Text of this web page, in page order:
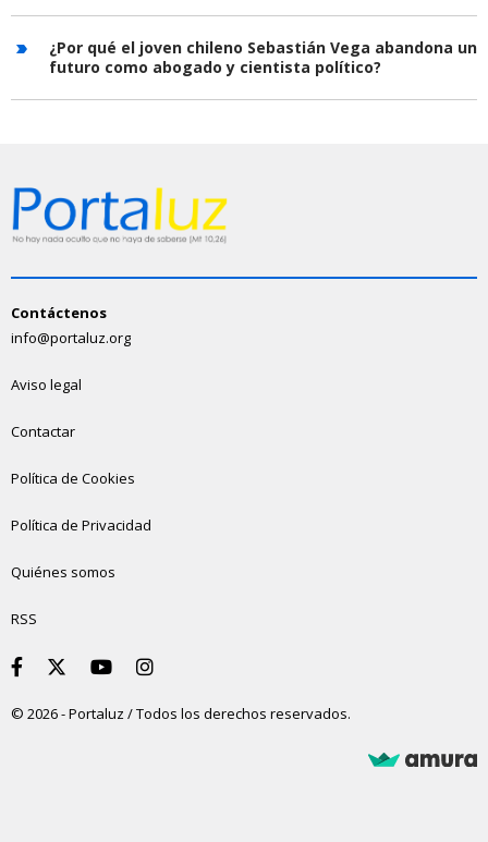
¿Por qué el joven chileno Sebastián Vega abandona un
futuro como abogado y cientista político?
Contáctenos
info@portaluz.org
Aviso legal
Contactar
Política de Cookies
Política de Privacidad
Quiénes somos
RSS
© 2026 - Portaluz / Todos los derechos reservados.